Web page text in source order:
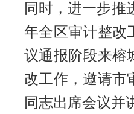
同时，进一步推
年全区审计整改
议通报阶段来榕
改工作，邀请市
同志出席会议并